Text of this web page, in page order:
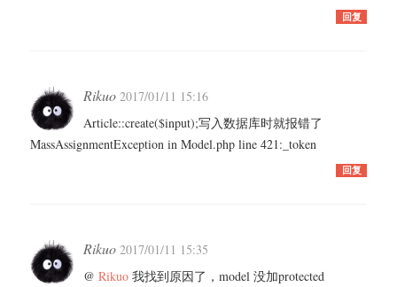
回复
Rikuo 2017/01/11 15:16
Article::create($input);写入数据库时就报错了
MassAssignmentException in Model.php line 421:_token
回复
Rikuo 2017/01/11 15:35
@ Rikuo 我找到原因了，model 没加protected